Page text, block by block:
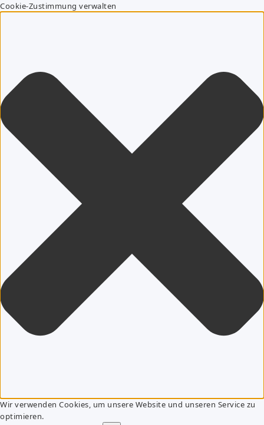
Cookie-Zustimmung verwalten
Wir verwenden Cookies, um unsere Website und unseren Service zu
optimieren.